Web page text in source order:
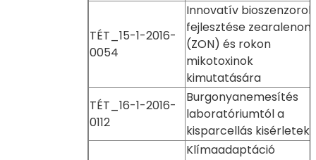
TÉT_15-1-2016-
0054
Innovatív bioszenzorok
fejlesztése
(ZON) és rokon
mikotoxinok
kimutatására
TÉT_16-1-2016-
0112
Burgonyanemesítés
laboratóriumtól a
kisparcellás
Klímaadaptáció